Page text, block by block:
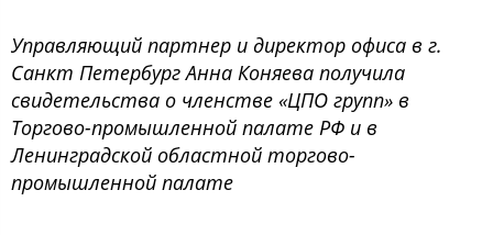
Управляющий партнер и директор офиса в г.
Санкт Петербург Анна Коняева получила
свидетельства о членстве «ЦПО групп» в
Торгово-промышленной палате РФ и в
Ленинградской областной торгово-
промышленной палате